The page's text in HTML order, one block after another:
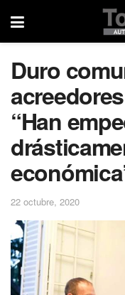
Duro
“Han
22 octubre, 2020